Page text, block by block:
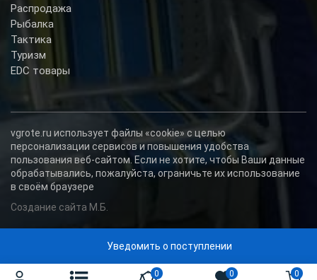
0 0 0
Уведомить о поступлении
Распродажа
Рыбалка
Тактика
Туризм
EDC товары
vgrote.ru использует файлы «cookie» с целью
персонализации сервисов и повышения удобства
пользования веб-сайтом. Если не хотите, чтобы Ваши данные
обрабатывались, пожалуйста, ограничьте их использование
в своём браузере
Создание сайта М.Б.